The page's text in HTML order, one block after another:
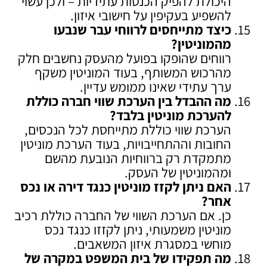
להשפיע בעקיפין על חישובי איזון.
כיצד מתייחסים לרווחי עבר שנבעו
מהמוניטין?
רווחים שהופקו בפועל מהעסק נחשבים חלק
מהרכוש המשותף, בעוד המוניטין משקף
ערך עתידי שאינו ממומש עדיין.
מה ההבדל בין הערכת שווי חברה כוללת
להערכת מוניטין בלבד?
הערכת שווי כוללת מתייחסת לכל הנכסים,
החובות וההתחייבויות, בעוד הערכת מוניטין
מתמקדת רק ברווחיות הנובעת מהשם
ומהמוניטין של העסק.
האם ניתן לקזז מוניטין כנגד דירה או נכס
אחר?
כן. אם הערכת השווי של החברה כוללת רכיב
מוניטין משמעותי, ניתן לקזזו כנגד נכס
מוחשי במסגרת איזון המשאבים.
מה תפקידו של בית המשפט במקרה של